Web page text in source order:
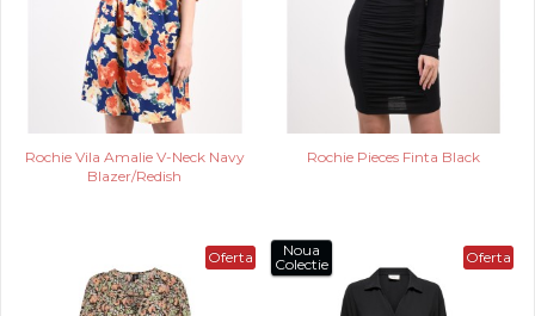
Rochie Vila Amalie V-Neck Navy
Blazer/Redish
Rochie Pieces Finta Black
Oferta Oferta
Noua
Colectie